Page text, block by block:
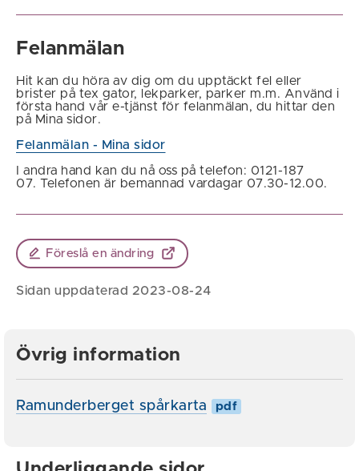
Felanmälan
Hit kan du höra av dig om du upptäckt fel eller
brister på tex gator, lekparker, parker m.m. Använd i
första hand vår e-tjänst för felanmälan, du hittar den
på Mina sidor.
Felanmälan - Mina sidor
I andra hand kan du nå oss på telefon: 0121-187
07. Telefonen är bemannad vardagar 07.30-12.00.
Föreslå en ändring
Sidan uppdaterad 2023-08-24
Övrig information
Ramunderberget spårkarta pdf